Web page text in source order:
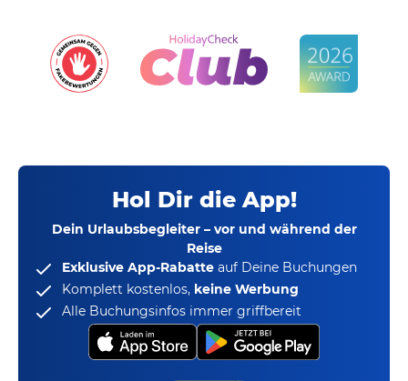
Hol Dir die App!
Dein Urlaubsbegleiter – vor und während der
Reise
Exklusive App-Rabatte auf Deine Buchungen
Komplett kostenlos, keine Werbung
Alle Buchungsinfos immer griffbereit